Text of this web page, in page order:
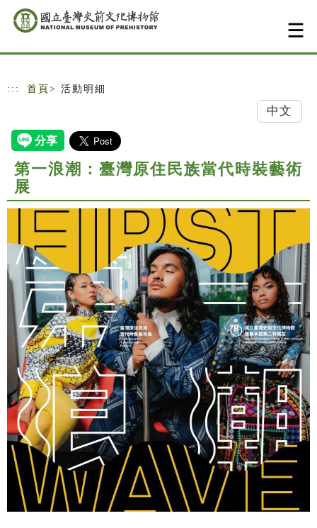
跳到主要內容
網站導覽
::: 首頁 > 活動明細
中文
第一浪潮：臺灣原住民族當代時裝藝術
展